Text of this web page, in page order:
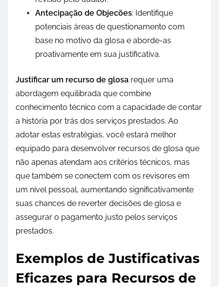
Antecipação de Objecões: Identifique
potenciais áreas de questionamento com
base no motivo da glosa e aborde-as
proativamente em sua justificativa.
Justificar um recurso de glosa requer uma
abordagem equilibrada que combine
conhecimento técnico com a capacidade de contar
a história por trás dos serviços prestados. Ao
adotar estas estratégias, você estará melhor
equipado para desenvolver recursos de glosa que
não apenas atendam aos critérios técnicos, mas
que também se conectem com os revisores em
um nível pessoal, aumentando significativamente
suas chances de reverter decisões de glosa e
assegurar o pagamento justo pelos serviços
prestados.
Exemplos de Justificativas
Eficazes para Recursos de